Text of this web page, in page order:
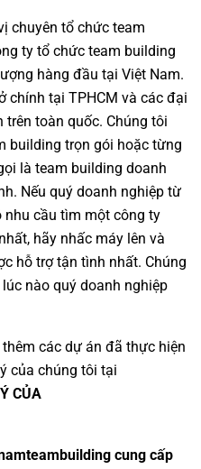
chuyên tổ chức team
ty tổ chức team building
hàng đầu tại Việt Nam.
chính tại TPHCM và các đại
toàn quốc. Chúng tôi
building trọn gói hoặc từng
là team building doanh
Nếu quý doanh nghiệp từ
nhu cầu tìm một công ty
hãy nhấc máy lên và
hỗ trợ tận tình nhất. Chúng
nào quý doanh nghiệp
các dự án đã thực hiện
của chúng tôi tại
CỦA
cung cấp